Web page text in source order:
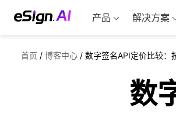
产品 解决方案
首页 / 博客中心 / 数字签名API定价比较：
数